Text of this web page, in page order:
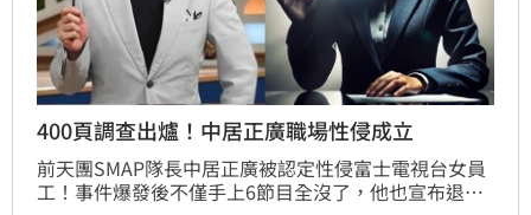
400頁調查出爐！中居正廣職場性侵成立
前天團SMAP隊長中居正廣被認定性侵富士電視台女員
工！事件爆發後不僅手上6節目全沒了，他也宣布退出